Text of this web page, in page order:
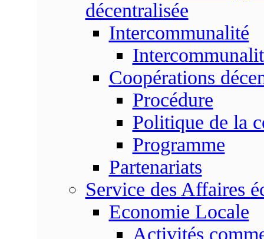
décentralisée
Intercommunalité
Coopérations
Procédure
Politique de la
Programme
Partenariats
Service des Affaires
Economie Locale
Activités